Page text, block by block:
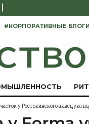
|
#КОРПОРАТИВНЫЕ БЛОГИ
у Ростокинского